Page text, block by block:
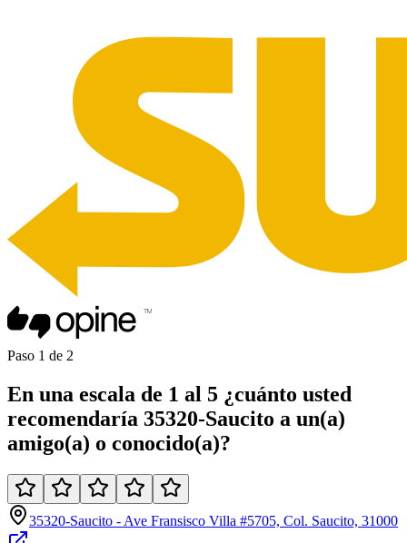
Paso 1 de 2
En una escala de 1 al 5 ¿cuánto usted
recomendaría 35320-Saucito a un(a)
amigo(a) o conocido(a)?
35320-Saucito - Ave Fransisco Villa #5705, Col. Saucito, 31000